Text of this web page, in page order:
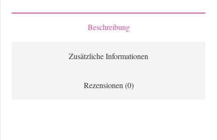
Beschreibung
Zusätzliche Informationen
Rezensionen (0)